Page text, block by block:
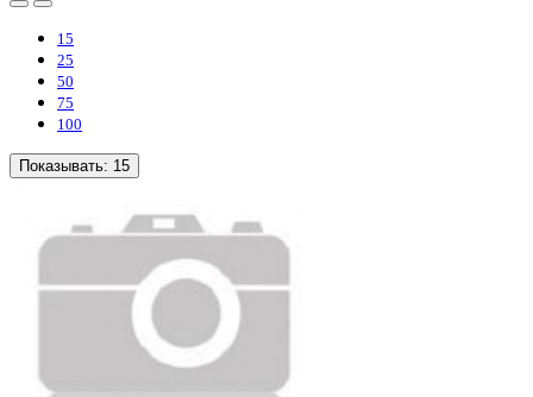
15
25
50
75
100
Показывать: 15